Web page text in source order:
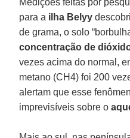
Medições feitas por
para a ilha Belyy
de grama, o solo
concentração de
vezes acima do normal,
metano (CH4) foi 200
alertam que esse
imprevisíveis sobre o